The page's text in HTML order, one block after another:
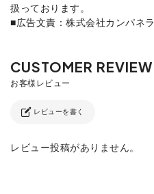
扱っております。
■広告文責：株式会社カンパネラ
レビューを書く
レビュー投稿がありません。